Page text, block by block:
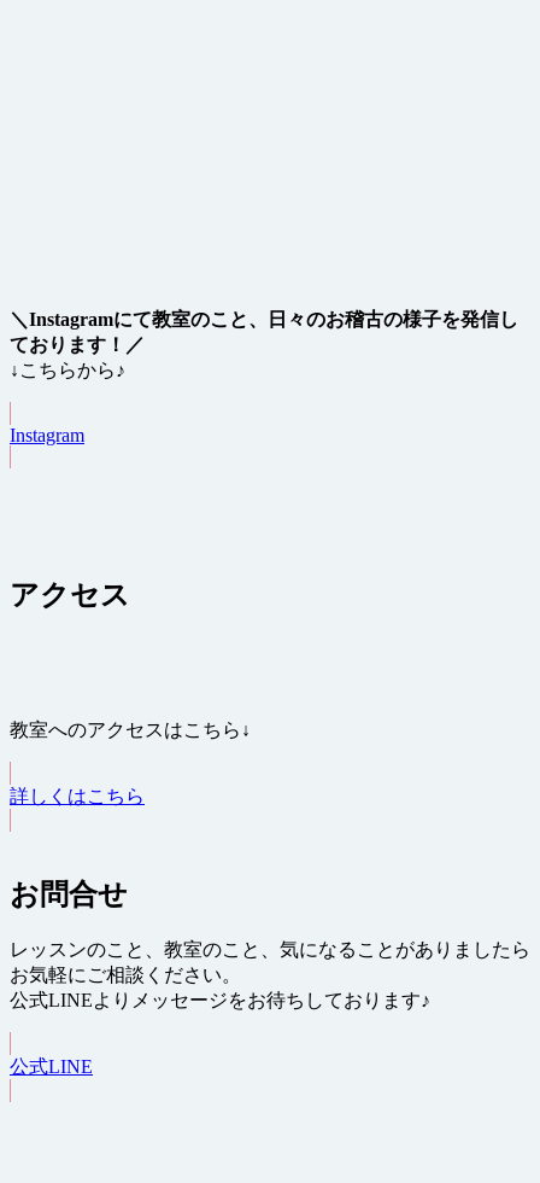
＼Instagramにて教室のこと、日々のお稽古の様子を発信し
ております！／
↓こちらから♪
Instagram
アクセス
教室へのアクセスはこちら↓
詳しくはこちら
お問合せ
レッスンのこと、教室のこと、気になることがありましたら
お気軽にご相談ください。
公式LINEよりメッセージをお待ちしております♪
公式LINE